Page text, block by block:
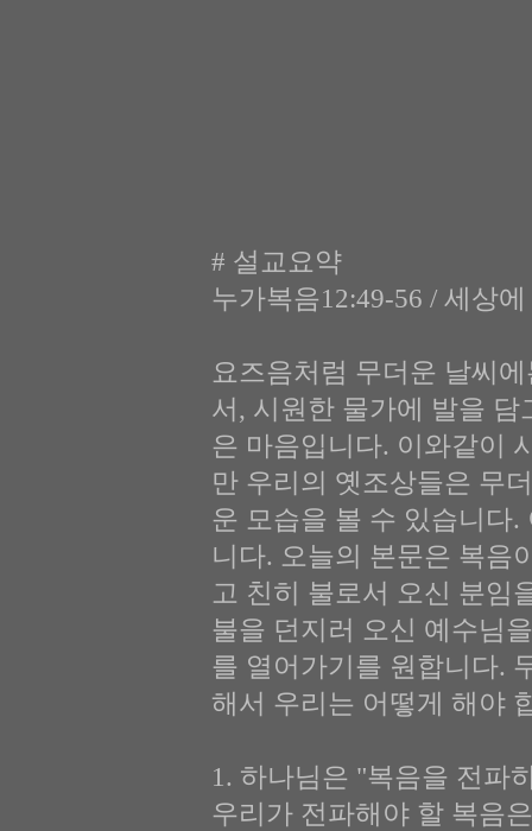
# 설교요약
누가복음12:49-56 / 세상
요즈음처럼 무더운 날씨
서, 시원한 물가에 발을
은 마음입니다. 이와같이
만 우리의 옛조상들은 무
운 모습을 볼 수 있습니다
니다. 오늘의 본문은 복음
고 친히 불로서 오신 분임
불을 던지러 오신 예수님
를 열어가기를 원합니다.
해서 우리는 어떻게 해야
1. 하나님은 "복음을 전파
우리가 전파해야 할 복음